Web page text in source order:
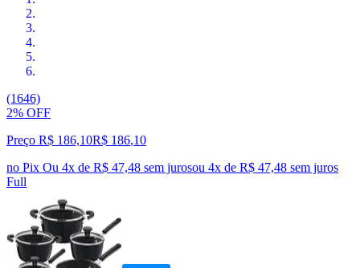
(1646)
2% OFF
Preço R$ 186,10R$ 186,10
no Pix Ou 4x de R$ 47,48 sem jurosou 4x de R$ 47,48 sem juros
Full